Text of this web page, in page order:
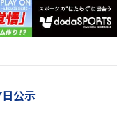
日公示